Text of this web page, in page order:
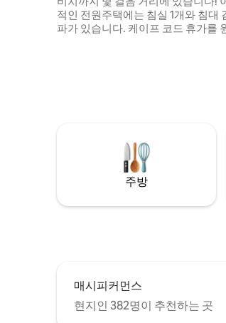
적인 전원주택에는 침실 1개와 침대
파가 있습니다. 케이프 코드 휴가를
주방
매시피커먼스
현지인 382명이 추천하는 곳